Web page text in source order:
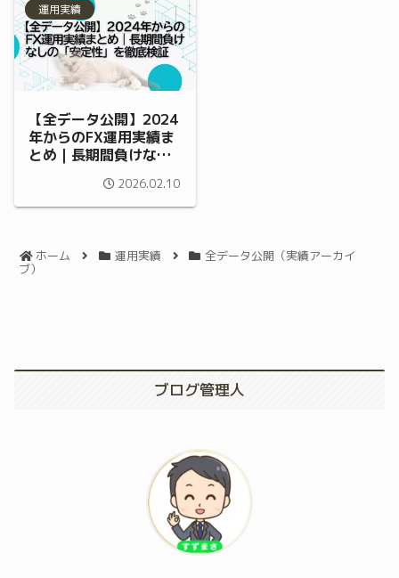
運用実績
【全データ公開】2024
年からのFX運用実績ま
とめ｜長期間負けなし
2026.02.10
ホーム 運用実績
全データ公開（実績アーカイ
ブ）
ブログ管理人